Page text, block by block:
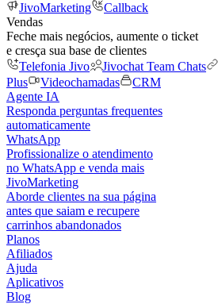
JivoMarketing
Callback
Vendas
Feche mais negócios, aumente o ticket
e cresça sua base de clientes
Telefonia Jivo
Jivochat Team Chats
Plus
Videochamadas
CRM
Agente IA
Responda perguntas frequentes
automaticamente
WhatsApp
Profissionalize o atendimento
no WhatsApp e venda mais
JivoMarketing
Aborde clientes na sua página
antes que saiam e recupere
carrinhos abandonados
Planos
Afiliados
Ajuda
Aplicativos
Blog